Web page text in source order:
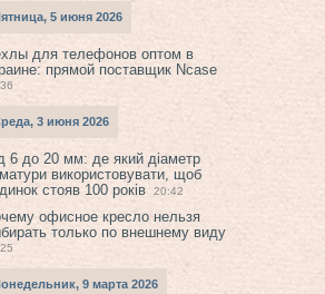
5 июня 2026
для телефонов оптом в
прямой поставщик Ncase
3 июня 2026
6 до 20 мм: де який діаметр
використовувати, щоб
стояв 100 років
20:42
офисное кресло нельзя
только по внешнему виду
9 марта 2026